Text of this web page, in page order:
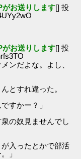
がお送りします[] 投
がお送りします[] 投
ンだよな。よし、
とすれ違った。
すかー？」
の奴見ませんでし
入ったとかで部活
」